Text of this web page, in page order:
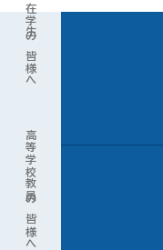
在学生の皆様へ
高等学校教員の皆様へ